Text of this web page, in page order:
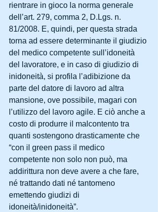
rientrare in gioco la norma generale
dell’art. 279, comma 2, D.Lgs. n.
81/2008. E, quindi, per questa strada
torna ad essere determinante il giudizio
del medico competente sull’idoneità
del lavoratore, e in caso di giudizio di
inidoneità, si profila l’adibizione da
parte del datore di lavoro ad altra
mansione, ove possibile, magari con
l’utilizzo del lavoro agile. E ciò anche a
costo di produrre il malcontento tra
quanti sostengono drasticamente che
“con il green pass il medico
competente non solo non può, ma
addirittura non deve avere a che fare,
né trattando dati né tantomeno
emettendo giudizi di
idoneità/inidoneità”.